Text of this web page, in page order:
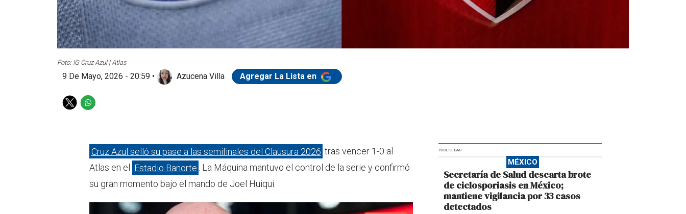
Foto: IG Cruz Azul | Atlas
9 De Mayo, 2026 - 20:59 • Azucena Villa Agregar La Lista en
T
W
s
a
p
p
Cruz Azul selló su pase a las semifinales del Clausura 2026 tras vencer 1-0 al
Atlas en el
Estadio Banorte . La Máquina mantuvo el control de la serie y confirmó
su gran momento bajo el mando de Joel Huiqui.
PUBLICIDAD
MÉXICO
Secretaría de Salud descarta brote
de ciclosporiasis en México;
mantiene vigilancia por 33 casos
detectados